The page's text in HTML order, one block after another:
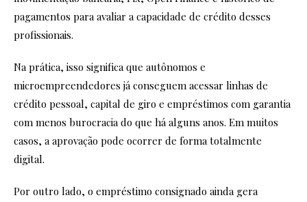
pagamentos para avaliar a capacidade de crédito desses
profissionais.
Na prática, isso significa que autônomos e
microempreendedores já conseguem acessar linhas de
crédito pessoal, capital de giro e empréstimos com garantia
com menos burocracia do que há alguns anos. Em muitos
casos, a aprovação pode ocorrer de forma totalmente
digital.
Por outro lado, o empréstimo consignado ainda gera